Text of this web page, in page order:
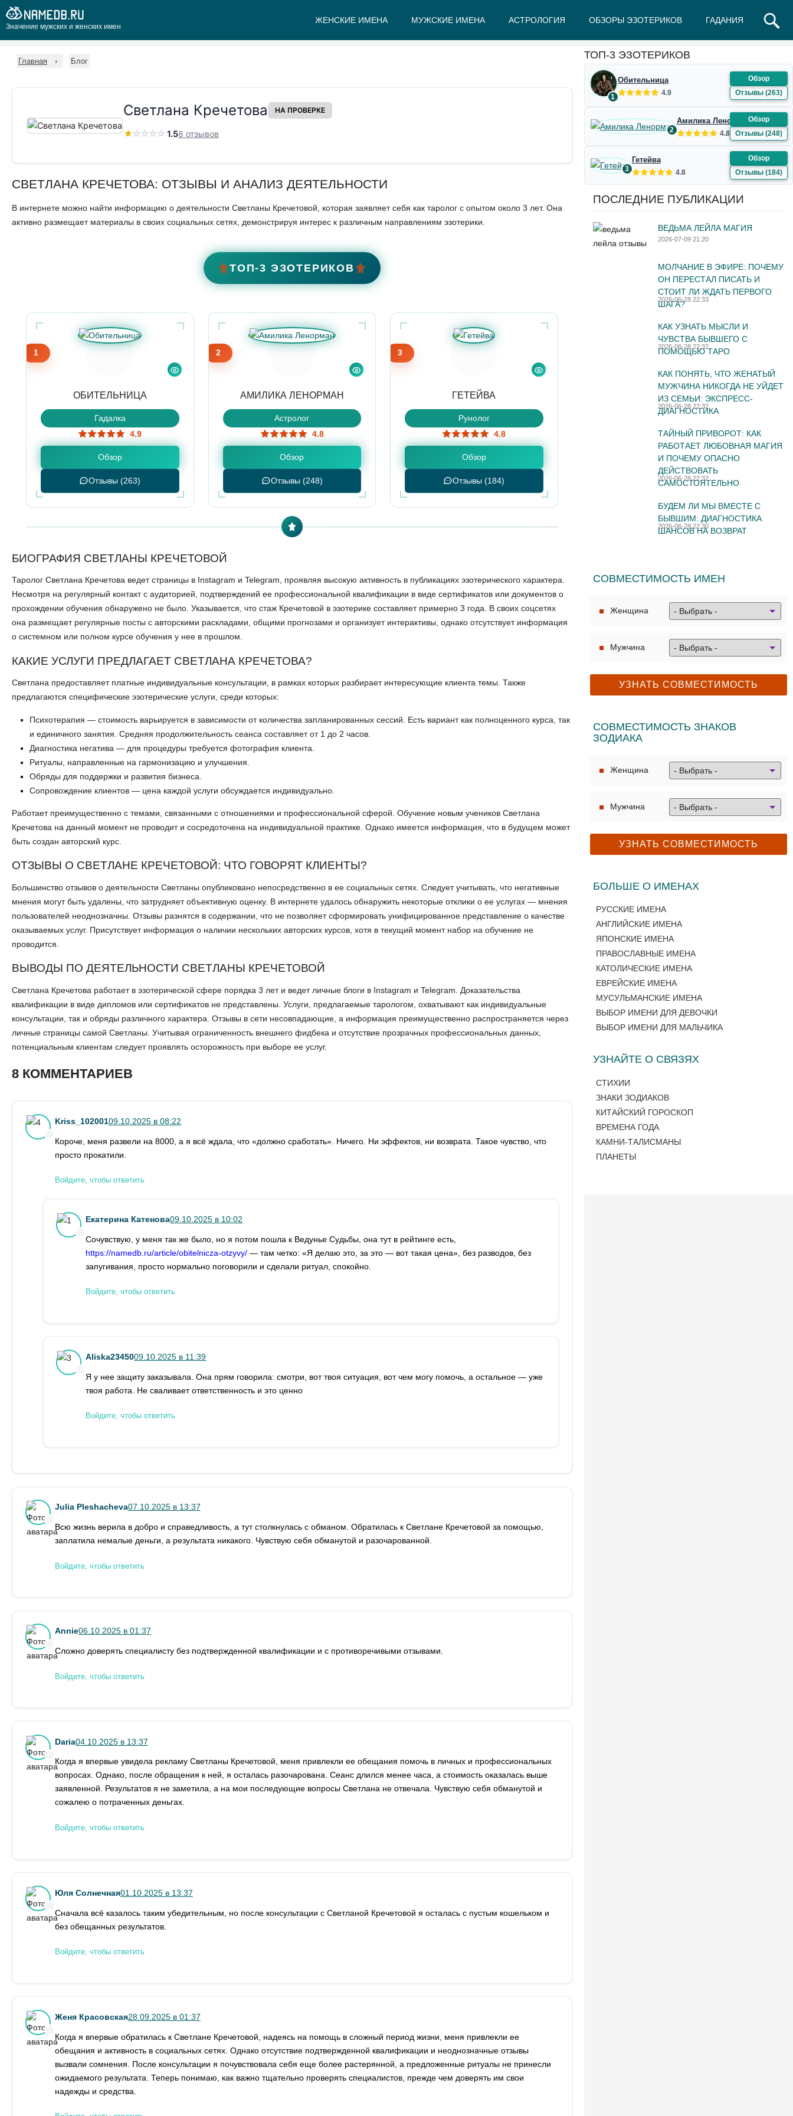
Значение мужских и женских имен
ЖЕНСКИЕ ИМЕНА МУЖСКИЕ ИМЕНА АСТРОЛОГИЯ ОБЗОРЫ ЭЗОТЕРИКОВ ГАДАНИЯ
Главная Блог
Светлана Кречетова НА ПРОВЕРКЕ
★☆☆☆☆1.58 отзывов
СВЕТЛАНА КРЕЧЕТОВА: ОТЗЫВЫ И АНАЛИЗ ДЕЯТЕЛЬНОСТИ
В интернете можно найти информацию о деятельности Светланы Кречетовой, которая заявляет себя как таролог с опытом около 3 лет. Она
активно размещает материалы в своих социальных сетях, демонстрируя интерес к различным направлениям эзотерики.
ТОП-3 ЭЗОТЕРИКОВ
1
ОБИТЕЛЬНИЦА
Гадалка
4.9
Обзор
Отзывы (263)
2
АМИЛИКА ЛЕНОРМАН
Астролог
4.8
Обзор
Отзывы (248)
3
ГЕТЕЙВА
Рунолог
4.8
Обзор
Отзывы (184)
БИОГРАФИЯ СВЕТЛАНЫ КРЕЧЕТОВОЙ
Таролог Светлана Кречетова ведет страницы в Instagram и Telegram, проявляя высокую активность в публикациях эзотерического характера.
Несмотря на регулярный контакт с аудиторией, подтверждений ее профессиональной квалификации в виде сертификатов или документов о
прохождении обучения обнаружено не было. Указывается, что стаж Кречетовой в эзотерике составляет примерно 3 года. В своих соцсетях
она размещает регулярные посты с авторскими раскладами, общими прогнозами и организует интерактивы, однако отсутствует информация
о системном или полном курсе обучения у нее в прошлом.
КАКИЕ УСЛУГИ ПРЕДЛАГАЕТ СВЕТЛАНА КРЕЧЕТОВА?
Светлана предоставляет платные индивидуальные консультации, в рамках которых разбирает интересующие клиента темы. Также
предлагаются специфические эзотерические услуги, среди которых:
Психотерапия — стоимость варьируется в зависимости от количества запланированных сессий. Есть вариант как полноценного курса, так
и единичного занятия. Средняя продолжительность сеанса составляет от 1 до 2 часов.
Диагностика негатива — для процедуры требуется фотография клиента.
Ритуалы, направленные на гармонизацию и улучшения.
Обряды для поддержки и развития бизнеса.
Сопровождение клиентов — цена каждой услуги обсуждается индивидуально.
Работает преимущественно с темами, связанными с отношениями и профессиональной сферой. Обучение новым учеников Светлана
Кречетова на данный момент не проводит и сосредоточена на индивидуальной практике. Однако имеется информация, что в будущем может
быть создан авторский курс.
ОТЗЫВЫ О СВЕТЛАНЕ КРЕЧЕТОВОЙ: ЧТО ГОВОРЯТ КЛИЕНТЫ?
Большинство отзывов о деятельности Светланы опубликовано непосредственно в ее социальных сетях. Следует учитывать, что негативные
мнения могут быть удалены, что затрудняет объективную оценку. В интернете удалось обнаружить некоторые отклики о ее услугах — мнения
пользователей неоднозначны. Отзывы разнятся в содержании, что не позволяет сформировать унифицированное представление о качестве
оказываемых услуг. Присутствует информация о наличии нескольких авторских курсов, хотя в текущий момент набор на обучение не
проводится.
ВЫВОДЫ ПО ДЕЯТЕЛЬНОСТИ СВЕТЛАНЫ КРЕЧЕТОВОЙ
Светлана Кречетова работает в эзотерической сфере порядка 3 лет и ведет личные блоги в Instagram и Telegram. Доказательства
квалификации в виде дипломов или сертификатов не представлены. Услуги, предлагаемые тарологом, охватывают как индивидуальные
консультации, так и обряды различного характера. Отзывы в сети несовпадающие, а информация преимущественно распространяется через
личные страницы самой Светланы. Учитывая ограниченность внешнего фидбека и отсутствие прозрачных профессиональных данных,
потенциальным клиентам следует проявлять осторожность при выборе ее услуг.
8 КОММЕНТАРИЕВ
Kriss_10200109.10.2025 в 08:22
Короче, меня развели на 8000, а я всё ждала, что «должно сработать». Ничего. Ни эффектов, ни возврата. Такое чувство, что
просто прокатили.
Войдите, чтобы ответить
Екатерина Катенова09.10.2025 в 10:02
Сочувствую, у меня так же было, но я потом пошла к Ведунье Судьбы, она тут в рейтинге есть,
https://namedb.ru/article/obitelnicza-otzyvy/ — там четко: «Я делаю это, за это — вот такая цена», без разводов, без
запугивания, просто нормально поговорили и сделали ритуал, спокойно.
Войдите, чтобы ответить
Aliska2345009.10.2025 в 11:39
Я у нее защиту заказывала. Она прям говорила: смотри, вот твоя ситуация, вот чем могу помочь, а остальное — уже
твоя работа. Не сваливает ответственность и это ценно
Войдите, чтобы ответить
Julia Pleshacheva07.10.2025 в 13:37
Всю жизнь верила в добро и справедливость, а тут столкнулась с обманом. Обратилась к Светлане Кречетовой за помощью,
заплатила немалые деньги, а результата никакого. Чувствую себя обманутой и разочарованной.
Войдите, чтобы ответить
Annie06.10.2025 в 01:37
Сложно доверять специалисту без подтвержденной квалификации и с противоречивыми отзывами.
Войдите, чтобы ответить
Daria04.10.2025 в 13:37
Когда я впервые увидела рекламу Светланы Кречетовой, меня привлекли ее обещания помочь в личных и профессиональных
вопросах. Однако, после обращения к ней, я осталась разочарована. Сеанс длился менее часа, а стоимость оказалась выше
заявленной. Результатов я не заметила, а на мои последующие вопросы Светлана не отвечала. Чувствую себя обманутой и
сожалею о потраченных деньгах.
Войдите, чтобы ответить
Юля Солнечная01.10.2025 в 13:37
Сначала всё казалось таким убедительным, но после консультации с Светланой Кречетовой я осталась с пустым кошельком и
без обещанных результатов.
Войдите, чтобы ответить
Женя Красовская28.09.2025 в 01:37
Когда я впервые обратилась к Светлане Кречетовой, надеясь на помощь в сложный период жизни, меня привлекли ее
обещания и активность в социальных сетях. Однако отсутствие подтвержденной квалификации и неоднозначные отзывы
вызвали сомнения. После консультации я почувствовала себя еще более растерянной, а предложенные ритуалы не принесли
ожидаемого результата. Теперь понимаю, как важно тщательно проверять специалистов, прежде чем доверять им свои
надежды и средства.
ТОП-3 ЭЗОТЕРИКОВ
1
Обительница
4.9
Обзор
Отзывы (263)
2
Амилика Ленорман
4.8
Обзор
Отзывы (248)
3
Гетейва
4.8
Обзор
Отзывы (184)
ПОСЛЕДНИЕ ПУБЛИКАЦИИ
ВЕДЬМА ЛЕЙЛА МАГИЯ
2026-07-09 21:20
МОЛЧАНИЕ В ЭФИРЕ: ПОЧЕМУ
ОН ПЕРЕСТАЛ ПИСАТЬ И
СТОИТ ЛИ ЖДАТЬ ПЕРВОГО
ШАГА?
2026-06-28 22:33
КАК УЗНАТЬ МЫСЛИ И
ЧУВСТВА БЫВШЕГО С
ПОМОЩЬЮ ТАРО
2026-06-28 22:32
КАК ПОНЯТЬ, ЧТО ЖЕНАТЫЙ
МУЖЧИНА НИКОГДА НЕ УЙДЕТ
ИЗ СЕМЬИ: ЭКСПРЕСС-
ДИАГНОСТИКА
2026-06-28 22:32
ТАЙНЫЙ ПРИВОРОТ: КАК
РАБОТАЕТ ЛЮБОВНАЯ МАГИЯ
И ПОЧЕМУ ОПАСНО
ДЕЙСТВОВАТЬ
САМОСТОЯТЕЛЬНО
2026-06-28 22:32
БУДЕМ ЛИ МЫ ВМЕСТЕ С
БЫВШИМ: ДИАГНОСТИКА
ШАНСОВ НА ВОЗВРАТ
2026-06-28 22:30
СОВМЕСТИМОСТЬ ИМЕН
Женщина
Мужчина
СОВМЕСТИМОСТЬ ЗНАКОВ
ЗОДИАКА
Женщина
Мужчина
БОЛЬШЕ О ИМЕНАХ
РУССКИЕ ИМЕНА
АНГЛИЙСКИЕ ИМЕНА
ЯПОНСКИЕ ИМЕНА
ПРАВОСЛАВНЫЕ ИМЕНА
КАТОЛИЧЕСКИЕ ИМЕНА
ЕВРЕЙСКИЕ ИМЕНА
МУСУЛЬМАНСКИЕ ИМЕНА
ВЫБОР ИМЕНИ ДЛЯ ДЕВОЧКИ
ВЫБОР ИМЕНИ ДЛЯ МАЛЬЧИКА
УЗНАЙТЕ О СВЯЗЯХ
СТИХИИ
ЗНАКИ ЗОДИАКОВ
КИТАЙСКИЙ ГОРОСКОП
ВРЕМЕНА ГОДА
КАМНИ-ТАЛИСМАНЫ
ПЛАНЕТЫ